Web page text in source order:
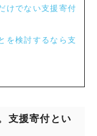
けでない支援寄付
を検討するなら支
支援寄付とい